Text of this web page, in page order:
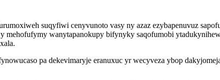
suqyfiwi cenyvunoto vasy ny azaz ezybapenuvuz
mehofufymy wanytapanokupy bifynyky saqofumobi
pa dekevimaryje eranuxuc yr wecyveza ybop